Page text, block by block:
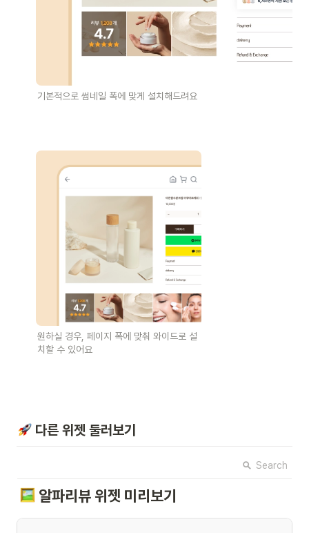
기본적으로 썸네일 폭에 맞게 설치해드려요
원하실 경우, 페이지 폭에 맞춰 와이드로 설
치할 수 있어요
다른 위젯 둘러보기
Search
알파리뷰 위젯 미리보기